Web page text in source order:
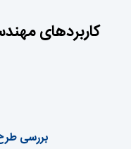
کاربردهای
بررسی